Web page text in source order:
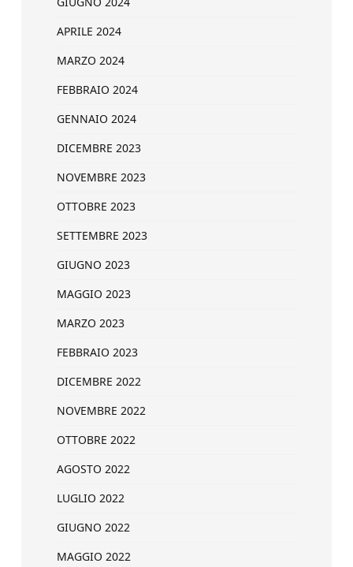
APRILE 2024
MARZO 2024
FEBBRAIO 2024
GENNAIO 2024
DICEMBRE 2023
NOVEMBRE 2023
OTTOBRE 2023
SETTEMBRE 2023
GIUGNO 2023
MAGGIO 2023
MARZO 2023
FEBBRAIO 2023
DICEMBRE 2022
NOVEMBRE 2022
OTTOBRE 2022
AGOSTO 2022
LUGLIO 2022
GIUGNO 2022
MAGGIO 2022